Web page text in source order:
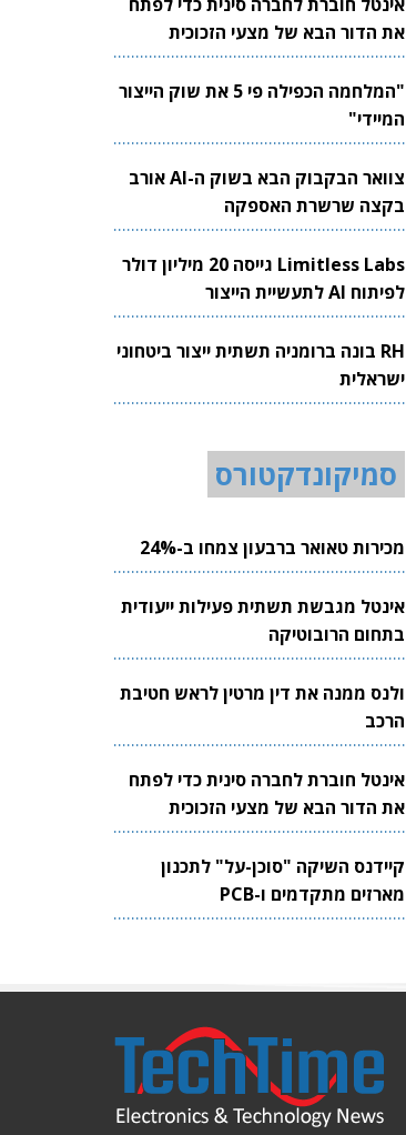
את הדור הבא של מצעי הזכוכית
לשבבים
"המלחמה הכפילה פי 5 את שוק הייצור
המיידי"
צוואר הבקבוק הבא בשוק ה-AI אורב
בקצה שרשרת האספקה
Limitless Labs גייסה 20 מיליון דולר
לפיתוח AI לתעשיית הייצור
RH בונה ברומניה תשתית ייצור ביטחוני
ישראלית
סמיקונדקטורס
מכירות טאואר ברבעון צמחו ב-24%
אינטל מגבשת תשתית פעילות ייעודית
בתחום הרובוטיקה
ולנס ממנה את דין מרטין לראש חטיבת
הרכב
אינטל חוברת לחברה סינית כדי לפתח
את הדור הבא של מצעי הזכוכית
לשבבים
קיידנס השיקה "סוכן-על" לתכנון
מארזים מתקדמים ו-PCB